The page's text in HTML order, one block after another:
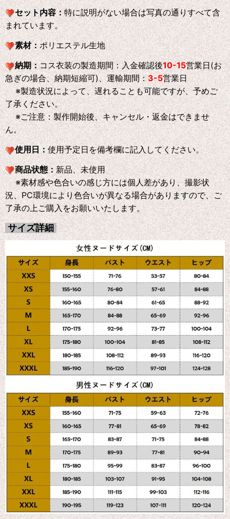
セット内容：特に説明がない場合は写真の通りすべて含
まれています。
素材：ポリエステル生地
納期：コス衣装の製造期間：入金確認後10-15営業日(お
急ぎの場合、納期短縮可)、運輸期間：3-5営業日
※製造状況によって、遅れることも可能ですが、予めご
了承ください。
※ご注意：製作開始後、キャンセル・返金はできませ
ん。
使用日：使用予定日を備考欄に記入してください。
商品状態：新品、未使用
※素材感や色合いの感じ方には個人差があり、撮影状
況、PC環境により色合いが異なる場合がありますので、ご
了承の上ご購入をお願いいたします。
サイズ詳細